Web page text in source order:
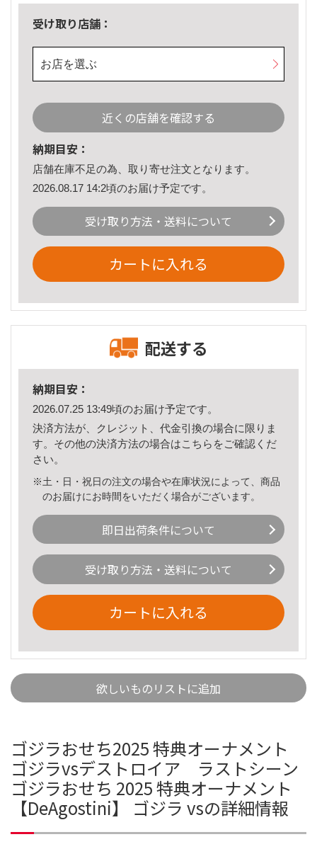
受け取り店舗：
お店を選ぶ
近くの店舗を確認する
納期目安：
店舗在庫不足の為、取り寄せ注文となります。
2026.08.17 14:2頃のお届け予定です。
受け取り方法・送料について
カートに入れる
配送する
納期目安：
2026.07.25 13:49頃のお届け予定です。
決済方法が、クレジット、代金引換の場合に限りま
す。その他の決済方法の場合はこちら をご確認くだ
さい。
※土・日・祝日の注文の場合や在庫状況によって、商品
のお届けにお時間をいただく場合がございます。
即日出荷条件について
受け取り方法・送料について
カートに入れる
欲しいものリストに追加
ゴジラおせち2025 特典オーナメント
ゴジラvsデストロイア ラストシーン
ゴジラおせち 2025 特典オーナメント
【DeAgostini】 ゴジラ vsの詳細情報